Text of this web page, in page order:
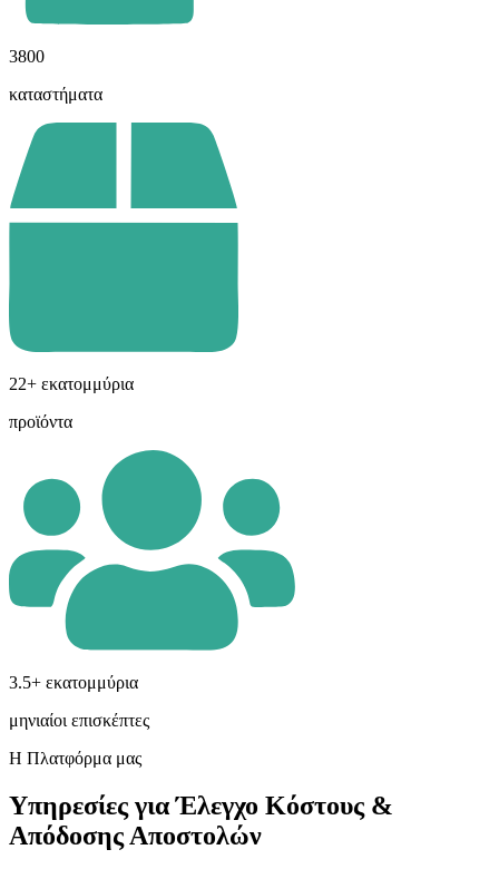
3800
καταστήματα
22+ εκατομμύρια
προϊόντα
3.5+ εκατομμύρια
μηνιαίοι επισκέπτες
Η Πλατφόρμα μας
Υπηρεσίες για Έλεγχο Κόστους &
Απόδοσης Αποστολών